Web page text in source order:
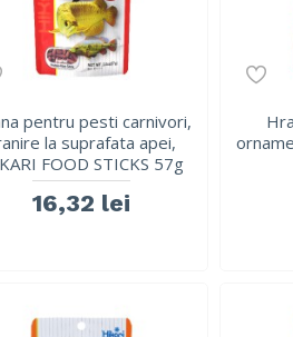
pentru pesti carnivori,
la suprafata apei,
FOOD STICKS 57g
16,32 lei